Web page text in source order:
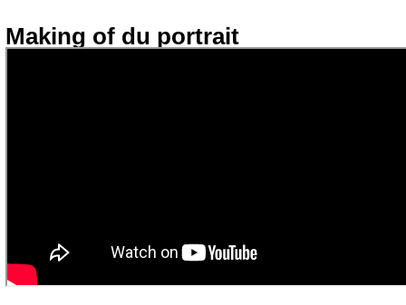
Making of du portrait